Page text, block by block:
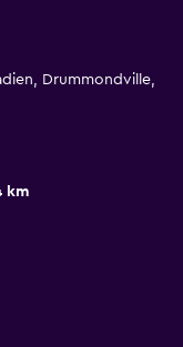
Drummondville,
km